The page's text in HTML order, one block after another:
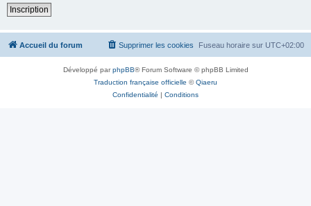
Inscription
Accueil du forum Fuseau horaire sur UTC+02:00
Supprimer les cookies
Développé parphpBB® Forum Software © phpBB Limited
Traduction française officielle ©Qiaeru
Confidentialité | Conditions